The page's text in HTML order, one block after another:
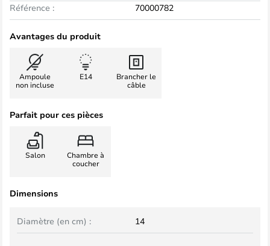
Référence :
70000782
Avantages du produit
Ampoule
non incluse
E14
Brancher le
câble
Parfait pour ces pièces
Salon
Chambre à
coucher
Dimensions
Diamètre (en cm) : 14